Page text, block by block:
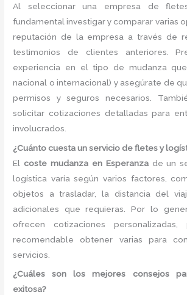
Al seleccionar una empresa de
fundamental investigar y comparar varias
reputación de la empresa a través de
testimonios de clientes anteriores.
experiencia en el tipo de mudanza que
nacional o internacional) y asegúrate de
permisos y seguros necesarios.
solicitar cotizaciones detalladas para
involucrados.
¿Cuánto cuesta un servicio de fletes y
El coste mudanza en Esperanza de un
logística varía según varios factores,
objetos a trasladar, la distancia del
adicionales que requieras. Por lo
ofrecen cotizaciones
recomendable obtener varias para
servicios.
¿Cuáles son los mejores consejos
exitosa?